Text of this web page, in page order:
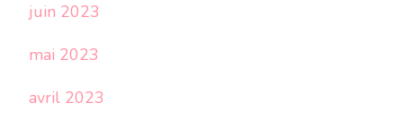
juin 2023
mai 2023
avril 2023